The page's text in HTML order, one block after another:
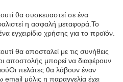
θα συσκευαστεί σε ένα
η ασφαλή μεταφορά.Το
εγχειρίδιο χρήσης για το προϊόν.
θα αποσταλεί με τις συνήθεις
αποστολής μπορεί να διαφέρουν
πελάτες θα λάβουν έναν
μόλις η παραγγελία έχει